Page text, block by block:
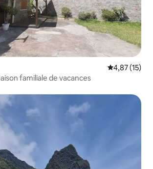
Évaluation
4,87 (15)
Maison familiale de vacances